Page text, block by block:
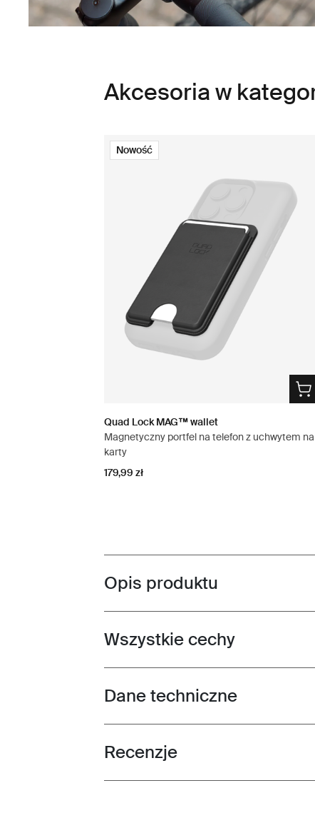
Akcesoria w
Nowość
Quad Lock MAG™ wallet
Magnetyczny portfel na telefon z uchwytem na
karty
179,99 zł
Toggle overview
Opis produktu
Toggle features
Wszystkie cechy
Toggle techspec
Dane techniczne
Toggle overview
Recenzje